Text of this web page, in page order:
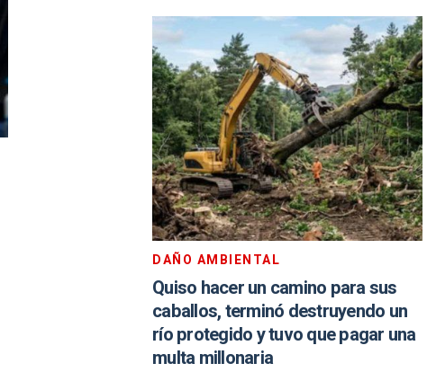
DAÑO AMBIENTAL
Quiso hacer un camino para sus
caballos, terminó destruyendo un
río protegido y tuvo que pagar una
multa millonaria